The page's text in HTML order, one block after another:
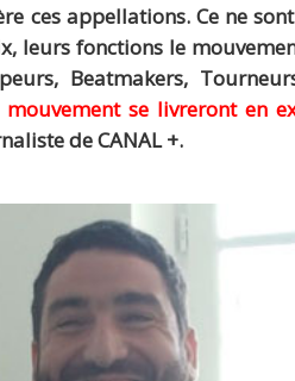
ces appellations. Ce ne
leurs fonctions le
Beatmakers,
se livreront en
de CANAL +.